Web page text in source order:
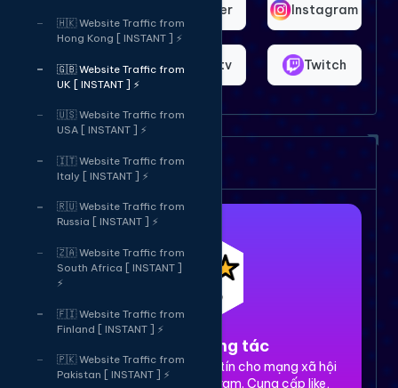
🇭🇰 Website Traffic from
Hong Kong [ INSTANT ] ⚡
🇬🇧 Website Traffic from
UK [ INSTANT ] ⚡
🇺🇸 Website Traffic from
USA [ INSTANT ] ⚡
🇮🇹 Website Traffic from
Italy [ INSTANT ] ⚡
🇷🇺 Website Traffic from
Russia [ INSTANT ] ⚡
🇿🇦 Website Traffic from
South Africa [ INSTANT ]
⚡
🇫🇮 Website Traffic from
Finland [ INSTANT ] ⚡
🇵🇰 Website Traffic from
Pakistan [ INSTANT ] ⚡
Twitter Instagram
Shopee Bigo.tv Twitch
Dịch vụ của chúng tôi
1. Tăng tương tác
Dịch vụ tăng tương tác uy tín cho mạng xã hội
Facebook, TikTok, Instagram. Cung cấp like,